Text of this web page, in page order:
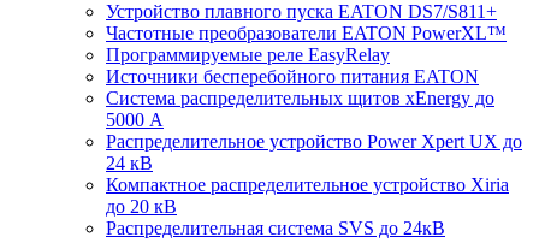
Устройство плавного пуска EATON DS7/S811+
Частотные преобразователи EATON PowerXL™
Программируемые реле EasyRelay
Источники бесперебойного питания EATON
Система распределительных щитов xEnergy до
5000 А
Распределительное устройство Power Xpert UX до
24 кВ
Компактное распределительное устройство Xiria
до 20 кВ
Распределительная система SVS до 24кВ